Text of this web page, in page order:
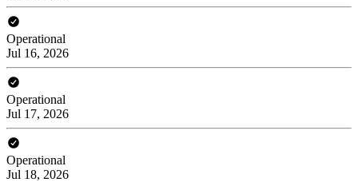
Operational
Jul 16, 2026
Operational
Jul 17, 2026
Operational
Jul 18, 2026